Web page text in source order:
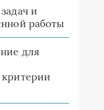
и
работы
для